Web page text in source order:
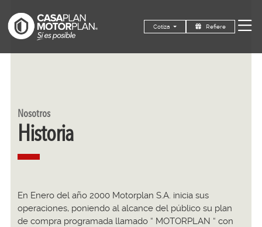
Cotiza Refiere
Nosotros
Historia
En Enero del año 2000 Motorplan S.A. inicia sus
operaciones, poniendo al alcance del público su plan
de compra programada llamado “ MOTORPLAN “ con